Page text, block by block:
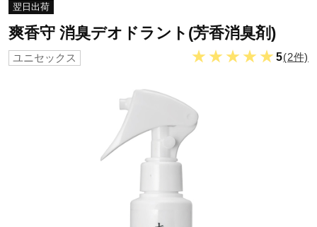
サッカー／フットサル
トレーニング
翌日出荷
爽香守 消臭デオドラント(芳香消臭剤)
ユニセックス ★★★★★5(2件)